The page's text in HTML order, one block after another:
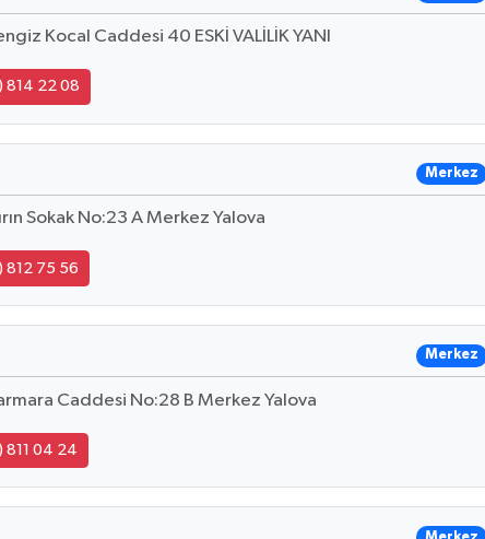
Kocal Caddesi 40 ESKİ VALİLİK YANI
814 22 08
Merkez
Sokak No:23 A Merkez Yalova
812 75 56
Merkez
Caddesi No:28 B Merkez Yalova
811 04 24